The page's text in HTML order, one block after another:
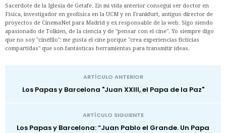
Sacerdote de la Iglesia de Getafe. En mi vida anterior conseguí ser doctor en
Física, investigador en geofísica en la UCM y en Frankfurt, antiguo director de
proyectos de CinemaNet para Madrid y ex responsable de la web. Sigo siendo
apasionado de Tolkien, de la ciencia y de "pensar con el cine". Yo siempre digo
que no soy "cinéfilo": me gusta el cine porque "crea experiencias ficticias
compartidas" que son fantásticas herramientas para transmitir ideas.
ARTÍCULO ANTERIOR
Los Papas y Barcelona "Juan XXIII, el Papa de la Paz"
ARTÍCULO SIGUIENTE
Los Papas y Barcelona: “Juan Pablo el Grande. Un Papa